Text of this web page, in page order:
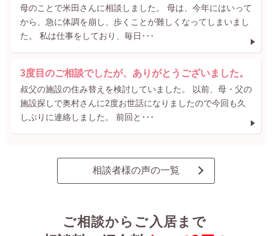
母のことで米田さんに相談しました。 母は、今年にはいって
から、急に体調を崩し、歩くことが難しくなってしまいまし
た。 私は仕事をしており、毎日･･･
3度目のご相談でしたが、ありがとうございました。
叔父の施設の住み替えを検討していました。 以前、母・父の
施設探しで奥村さんに2度お世話になりましたので今回も久
しぶりに連絡しました。 前回と･･･
相談者様の声の一覧
ご相談からご入居まで